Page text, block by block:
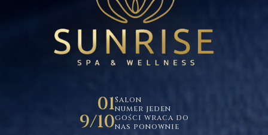
01Salon
numer jeden
9/10gości wraca do
nas ponownie